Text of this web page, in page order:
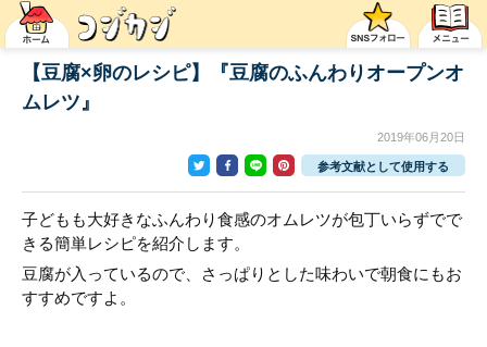
【豆腐×卵のレシピ】『豆腐のふんわりオープンオ
ムレツ』
2019年06月20日
参考文献として使用する
子どもも大好きなふんわり食感のオムレツが包丁いらずでで
きる簡単レシピを紹介します。
豆腐が入っているので、さっぱりとした味わいで朝食にもお
すすめですよ。